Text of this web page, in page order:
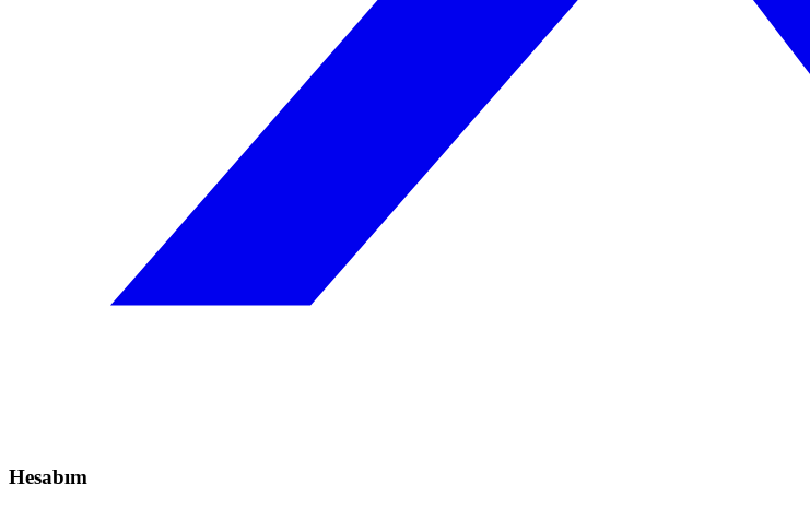
Hesabım